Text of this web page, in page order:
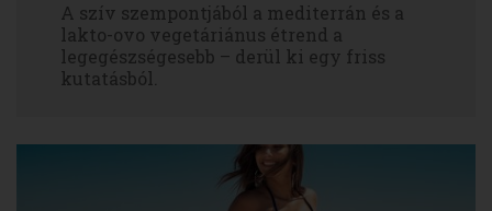
A szív szempontjából a mediterrán és a
lakto-ovo vegetáriánus étrend a
legegészségesebb – derül ki egy friss
kutatásból.